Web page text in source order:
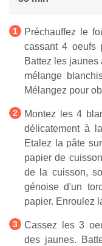
Préchauffez le
cassant 4 oeufs
Battez les
mélange
Mélangez pour
Montez les 4
délicatement à
Etalez la pâte
papier de
de la cuisson,
génoise d'un
papier. Enroulez
Cassez les 3
des jaunes.